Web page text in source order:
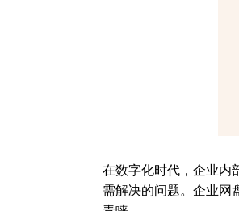
在数字化时代，企业内
需解决的问题。企业网